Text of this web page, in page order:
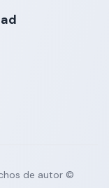
de autor ©